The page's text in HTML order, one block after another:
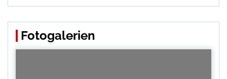
Fotogalerien